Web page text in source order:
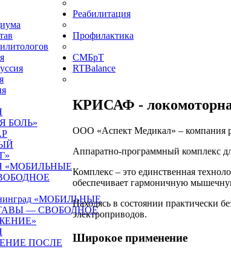
БОЛЬ»
«МОБИЛЬНЫЕ
«МОБИЛЬНЫЕ
— СВОБОДНОЕ
ПОСЛЕ
Реабилитация
Профилактика
СМБрТ
RTBalance
КРИСАФ -
ООО «Аспект Медикал» – компания
Аппаратно-программный комплекс
Комплекс – это единственная
обеспечивает гармоничную
Находясь в состоянии практически
электроприводов.
Широкое применение